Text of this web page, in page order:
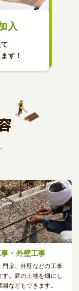
入
す！
・外壁工事
門扉、外壁などの工事
す。庭の土地を畑にし
園などもできます。